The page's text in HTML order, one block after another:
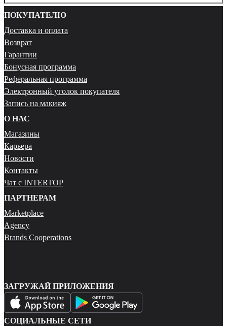
ПОКУПАТЕЛЮ
Доставка и оплата
Возврат
Гарантии
Бонусная программа
Реферальная программа
Электронный уголок покупателя
Запись на макияж
О НАС
Магазины
Карьера
Новости
Контакты
Чат с INTERTOP
ПАРТНЕРАМ
Marketplace
Agency
Brands Cooperations
ЗАГРУЖАЙ ПРИЛОЖЕНИЯ
СОЦИАЛЬНЫЕ СЕТИ